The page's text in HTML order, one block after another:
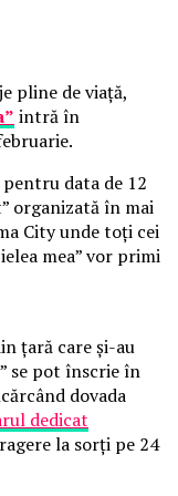
pline de viață,
intră în
data de 12
organizată în mai
City unde toți cei
mea” vor primi
țară care și-au
se pot înscrie în
dovada
dedicat
la sorți pe 24